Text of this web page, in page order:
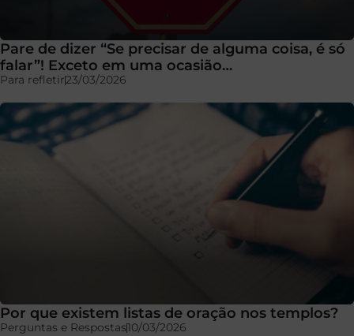
Pare de dizer “Se precisar de alguma coisa, é só
falar”! Exceto em uma ocasião…
Para refletir23/03/2026
Por que existem listas de oração nos templos?
Perguntas e Respostas10/03/2026